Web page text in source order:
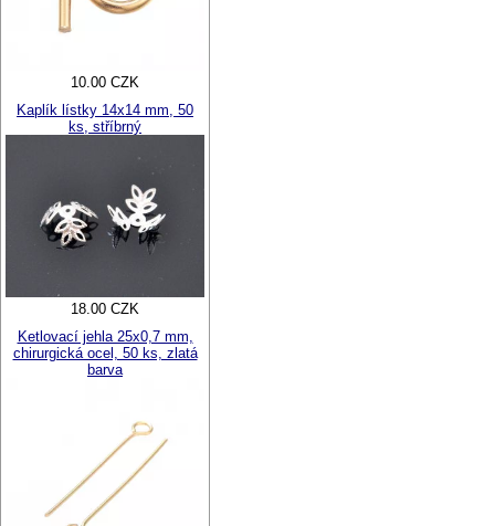
10.00 CZK
Kaplík lístky 14x14 mm, 50
ks, stříbrný
18.00 CZK
Ketlovací jehla 25x0,7 mm,
chirurgická ocel, 50 ks, zlatá
barva